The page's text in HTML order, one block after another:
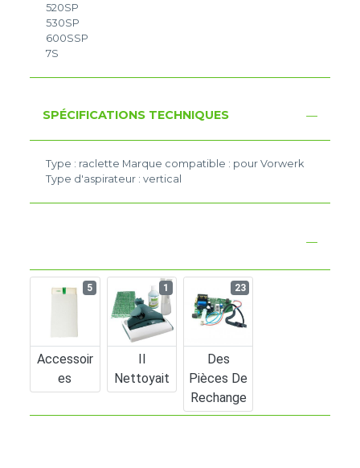
520SP
530SP
600SSP
7S
SPÉCIFICATIONS TECHNIQUES
Type : raclette Marque compatible : pour Vorwerk
Type d'aspirateur : vertical
Accessoir
Es
5
Nettoyait
1
Des
Pièces De
Rechange
23